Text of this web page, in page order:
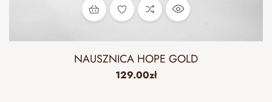
NAUSZNICA HOPE GOLD
129.00zł